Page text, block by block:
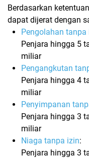
Berdasarkan ketentuan
dapat dijerat dengan
Pengolahan tanpa
Penjara hingga 5
miliar
Pengangkutan
Penjara hingga 4
miliar
Penyimpanan
Penjara hingga 3
miliar
Niaga tanpa izin:
Penjara hingga 3